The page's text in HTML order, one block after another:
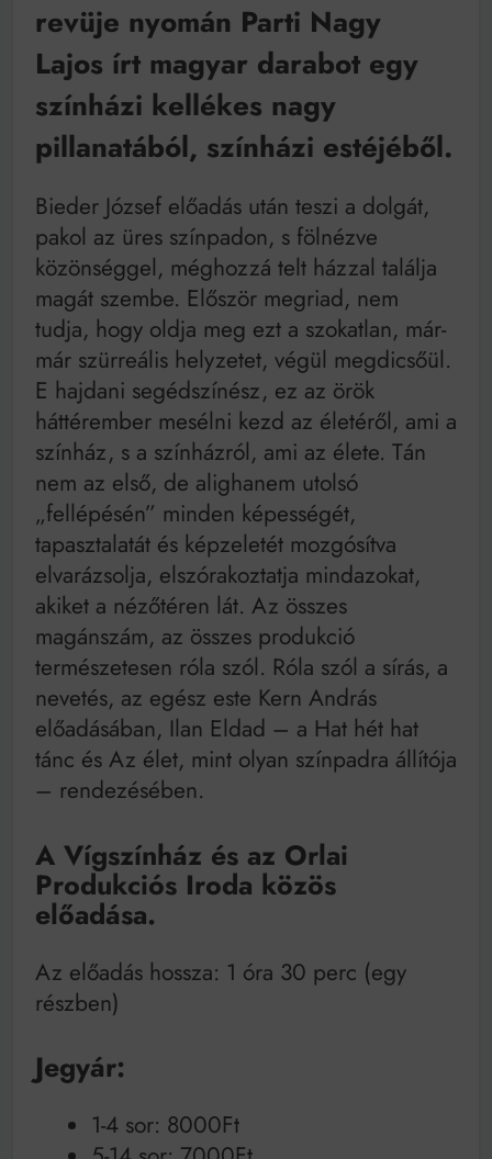
Mindenki a világot akarja uralni – de nem csak a 80-
as években
Bitumenes lapostetők: a bevált technológia akkor
működik, ha jól van felújítva
revüje nyomán Parti Nagy
Lajos írt magyar darabot egy
színházi kellékes nagy
pillanatából, színházi estéjéből.
Bieder József előadás után teszi a dolgát,
pakol az üres színpadon, s fölnézve
közönséggel, méghozzá telt házzal találja
magát szembe. Először megriad, nem
tudja, hogy oldja meg ezt a szokatlan, már-
már szürreális helyzetet, végül megdicsőül.
E hajdani segédszínész, ez az örök
háttérember mesélni kezd az életéről, ami a
színház, s a színházról, ami az élete. Tán
nem az első, de alighanem utolsó
„fellépésén” minden képességét,
tapasztalatát és képzeletét mozgósítva
elvarázsolja, elszórakoztatja mindazokat,
akiket a nézőtéren lát. Az összes
magánszám, az összes produkció
természetesen róla szól. Róla szól a sírás, a
nevetés, az egész este Kern András
előadásában, Ilan Eldad – a Hat hét hat
tánc és Az élet, mint olyan színpadra állítója
– rendezésében.
A Vígszínház és az Orlai
Produkciós Iroda közös
előadása.
Az előadás hossza: 1 óra 30 perc (egy
részben)
Jegyár:
1-4 sor: 8000Ft